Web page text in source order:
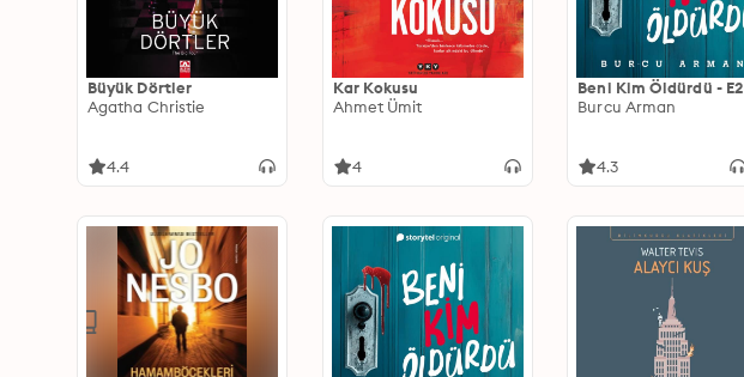
Büyük Dörtler
Agatha Christie
4.4
Kar Kokusu
Ahmet Ümit
4
Beni Kim Öldürdü - E2
Burcu Arman
4.3